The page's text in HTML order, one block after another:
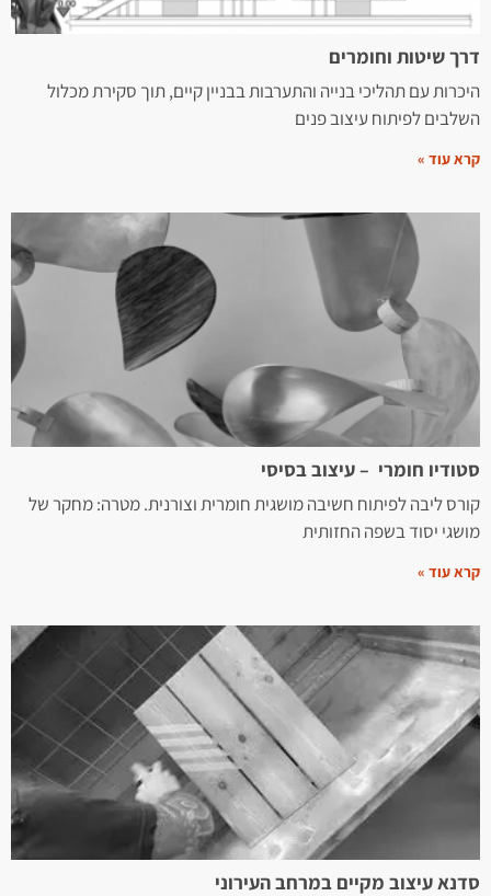
דרך שיטות וחומרים
היכרות עם תהליכי בנייה והתערבות בבניין קיים, תוך סקירת מכלול
השלבים לפיתוח עיצוב פנים
קרא עוד »
סטודיו חומרי – עיצוב בסיסי
קורס ליבה לפיתוח חשיבה מושגית חומרית וצורנית. מטרה: מחקר של
מושגי יסוד בשפה החזותית
קרא עוד »
סדנא עיצוב מקיים במרחב העירוני